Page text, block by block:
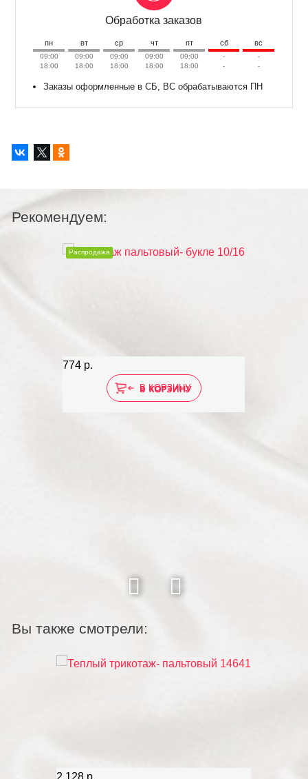
Обработка заказов
пн вт ср чт пт сб вс
09:00
18:00
09:00
18:00
09:00
18:00
09:00
18:00
09:00
18:00
-
-
-
-
Заказы оформленные в СБ, ВС обрабатываются ПН
Рекомендуем:
774 р.
Распродажа
В КОРЗИНУ
Вы также смотрели:
2 128 р.